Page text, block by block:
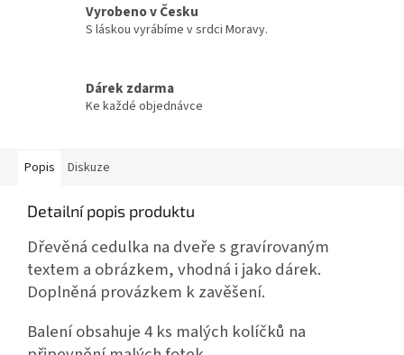
Vyrobeno v Česku
S láskou vyrábíme v srdci Moravy.
Dárek zdarma
Ke každé objednávce
Popis Diskuze
Detailní popis produktu
Dřevěná cedulka na dveře s gravírovaným
textem a obrázkem, vhodná i jako dárek.
Doplněná provázkem k zavěšení.
Balení obsahuje 4 ks malých kolíčků na